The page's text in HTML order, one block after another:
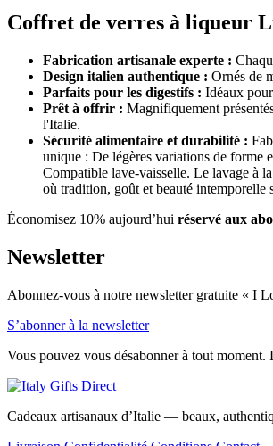
Coffret de verres à liqueur
Fabrication artisanale experte :
Design italien authentique : Ornés de
Parfaits pour les digestifs : Idéaux
Prêt à offrir : Magnifiquement
l'Italie.
Sécurité alimentaire et durabilité :
unique : De légères variations de forme
Compatible lave-vaisselle. Le lavage à
où tradition, goût et beauté intemporelle
Économisez 10% aujourd’hui réservé aux
Newsletter
Abonnez-vous à notre newsletter gratuite « I
S’abonner à la newsletter
Vous pouvez vous désabonner à tout moment.
Cadeaux artisanaux d’Italie — beaux,